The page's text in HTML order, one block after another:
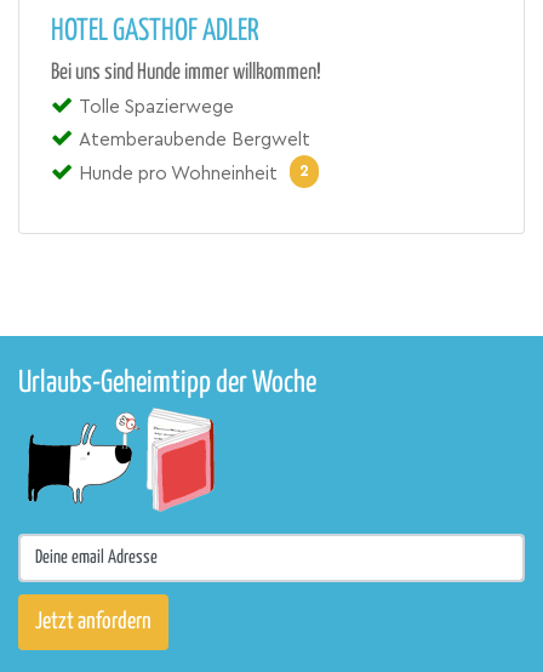
HOTEL GASTHOF ADLER
Bei uns sind Hunde immer willkommen!
Tolle Spazierwege
Atemberaubende Bergwelt
Hunde pro Wohneinheit
2
Urlaubs-Geheimtipp der Woche